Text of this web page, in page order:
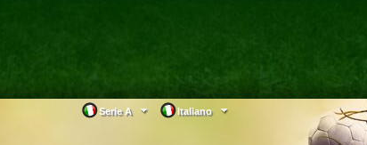
Italiano
Serie A